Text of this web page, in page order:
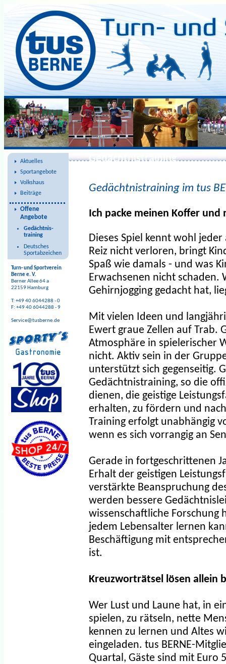
Aktuelles
Sportangebote
Volkshaus
Beiträge
Offene
Angebote
Gedächtnis-
training
Deutsches
Sportabzeichen
Turn- und Sportverein
Berne e. V.
Berner Allee 64 a
22159 Hamburg
T: +49 40 6044288 - 0
F: +49 40 6044288 - 9
Service@tusberne.de
Gedächtnistraining
Gedächtnistraining im tus
Ich packe meinen Koffer und
Dieses Spiel kennt wohl
Reiz nicht verloren, bringt
Spaß wie damals - und was
Erwachsenen nicht schaden.
Gehirnjogging gedacht hat,
Mit vielen Ideen und
Ewert graue Zellen auf Trab.
Atmosphäre in spielerischer
nicht. Aktiv sein in der
unterstützt sich gegenseitig.
Gedächtnistraining, so die
dienen, die geistige
erhalten, zu fördern und
Training erfolgt unabhängig
wenn es sich vorrangig an
Gerade in fortgeschrittenen
Erhalt der geistigen
verstärkte Beanspruchung
werden bessere
wissenschaftliche Forschung
jedem Lebensalter lernen
Beschäftigung mit
ist.
Kreuzworträtsel lösen allein
Wer Lust und Laune hat, in
spielen, zu rätseln, nette
kennen zu lernen und Altes
eingeladen. tus BERNE-
Quartal, Gäste sind mit Euro